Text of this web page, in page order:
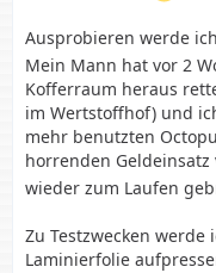
Ausprobieren werde
Mein Mann hat vor 2
Kofferraum heraus
im Wertstoffhof) und
mehr benutzten
horrenden Geldeinsatz
wieder zum Laufen
Zu Testzwecken
Laminierfolie